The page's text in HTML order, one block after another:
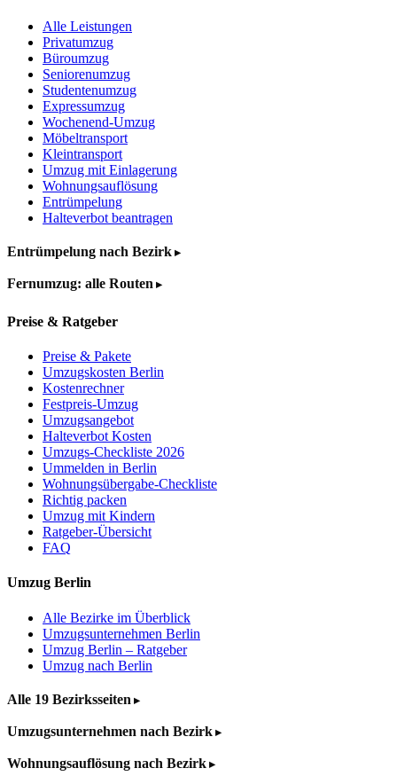
Alle Leistungen
Privatumzug
Büroumzug
Seniorenumzug
Studentenumzug
Expressumzug
Wochenend-Umzug
Möbeltransport
Kleintransport
Umzug mit Einlagerung
Wohnungsauflösung
Entrümpelung
Halteverbot beantragen
Entrümpelung nach Bezirk
Fernumzug: alle Routen
Preise & Ratgeber
Preise & Pakete
Umzugskosten Berlin
Kostenrechner
Festpreis-Umzug
Umzugsangebot
Halteverbot Kosten
Umzugs-Checkliste 2026
Ummelden in Berlin
Wohnungsübergabe-Checkliste
Richtig packen
Umzug mit Kindern
Ratgeber-Übersicht
FAQ
Umzug Berlin
Alle Bezirke im Überblick
Umzugsunternehmen Berlin
Umzug Berlin – Ratgeber
Umzug nach Berlin
Alle 19 Bezirksseiten
Umzugsunternehmen nach Bezirk
Wohnungsauflösung nach Bezirk